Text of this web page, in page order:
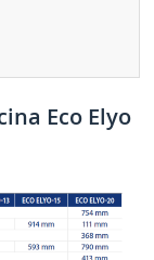
Eco Elyo